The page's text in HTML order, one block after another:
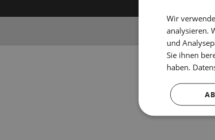
Wir
analysieren.
und
Sie ihnen
haben.